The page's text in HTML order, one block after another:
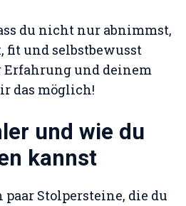
du nicht nur abnimmst,
fit und selbstbewusst
und deinem
das möglich!
und wie du
kannst
Stolpersteine, die du